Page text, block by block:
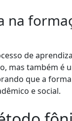
na
de
mas também é
que a
e social.